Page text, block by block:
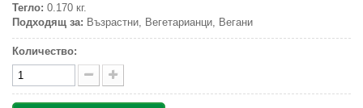
Тегло: 0.170 кг.
Подходящ за: Възрастни, Вегетарианци, Вегани
Количество: